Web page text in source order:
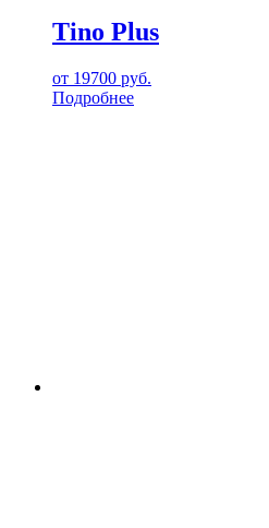
Tino Plus
от 19700 руб.
Подробнее